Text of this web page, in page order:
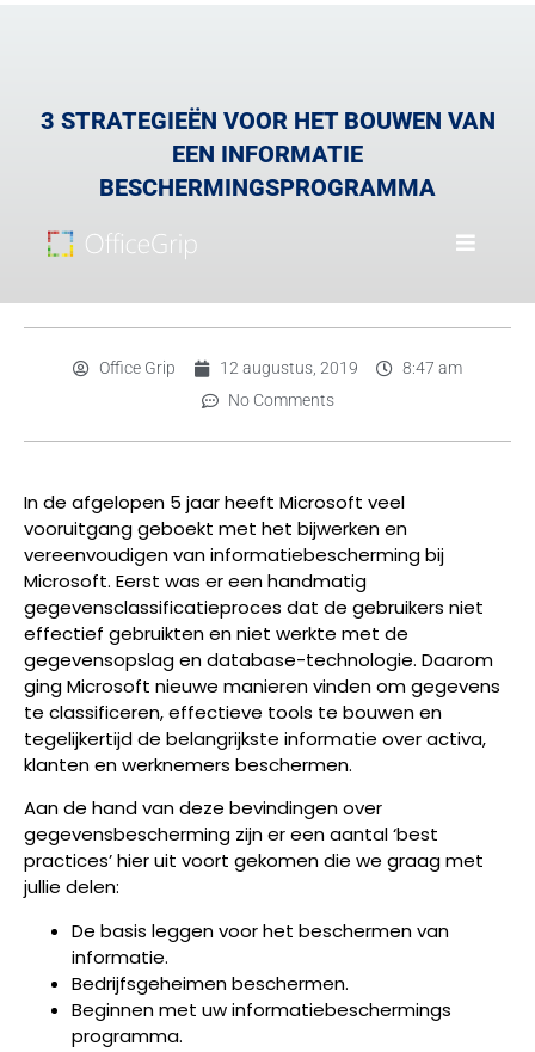
3 STRATEGIEËN VOOR HET BOUWEN VAN
EEN INFORMATIE
BESCHERMINGSPROGRAMMA
Office Grip 12 augustus, 2019
8:47 am
No Comments
In de afgelopen 5 jaar heeft Microsoft veel
vooruitgang geboekt met het bijwerken en
vereenvoudigen van informatiebescherming bij
Microsoft. Eerst was er een handmatig
gegevensclassificatieproces dat de gebruikers niet
effectief gebruikten en niet werkte met de
gegevensopslag en database-technologie. Daarom
ging Microsoft nieuwe manieren vinden om gegevens
te classificeren, effectieve tools te bouwen en
tegelijkertijd de belangrijkste informatie over activa,
klanten en werknemers beschermen.
Aan de hand van deze bevindingen over
gegevensbescherming zijn er een aantal ‘best
practices’ hier uit voort gekomen die we graag met
jullie delen:
De basis leggen voor het beschermen van
informatie.
Bedrijfsgeheimen beschermen.
Beginnen met uw informatiebeschermings
programma.